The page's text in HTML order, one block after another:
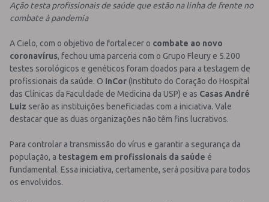
Ação testa profissionais de saúde que estão na linha de frente no
combate à pandemia
A Cielo, com o objetivo de fortalecer o combate ao novo
coronavírus, fechou uma parceria com o Grupo Fleury e 5.200
testes sorológicos e genéticos foram doados para a testagem de
profissionais da saúde. O InCor(Instituto do Coração do Hospital
das Clínicas da Faculdade de Medicina da USP) e as Casas André
Luiz serão as instituições beneficiadas com a iniciativa. Vale
destacar que as duas organizações não têm fins lucrativos.
Para controlar a transmissão do vírus e garantir a segurança da
população, a testagem em profissionais da saúde é
fundamental. Essa iniciativa, certamente, será positiva para todos
os envolvidos.